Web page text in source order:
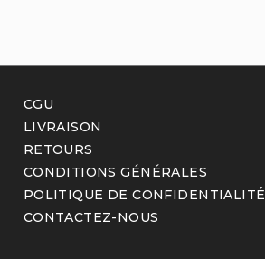
CGU
LIVRAISON
RETOURS
CONDITIONS GÉNÉRALES
POLITIQUE DE CONFIDENTIALITÉ
CONTACTEZ-NOUS